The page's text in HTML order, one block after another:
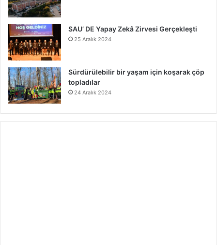
SAU’ DE Yapay Zekâ Zirvesi Gerçekleşti
25 Aralık 2024
Sürdürülebilir bir yaşam için koşarak çöp
topladılar
24 Aralık 2024